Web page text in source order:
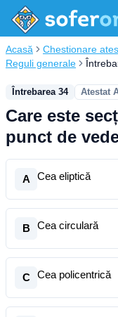
Acasă Chestionare
Reguli generale
Întrebarea 34 Atestat
Care este
punct de
A Cea eliptică
B Cea circulară
C Cea policentrică